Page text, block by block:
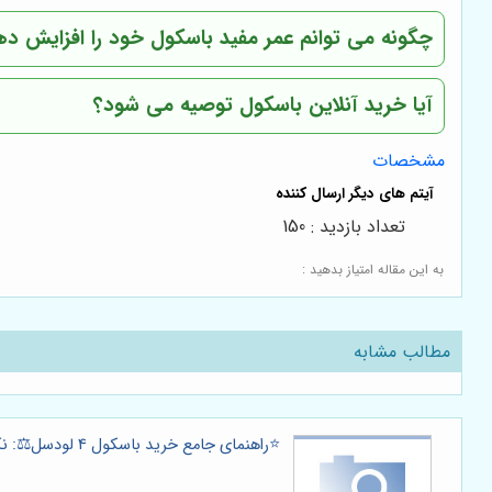
چگونه می توانم عمر مفید باسکول خود را افزایش
آیا خرید آنلاین باسکول توصیه می شود؟
مشخصات
به این مقاله امتیاز بدهید :
تعداد بازدید : 150
مطالب مشابه
⭐️راهنمای جامع خرید باسکول 4 لودسل⚖️: نکات کلیدی، قیمت و انتخاب بهترین مدل